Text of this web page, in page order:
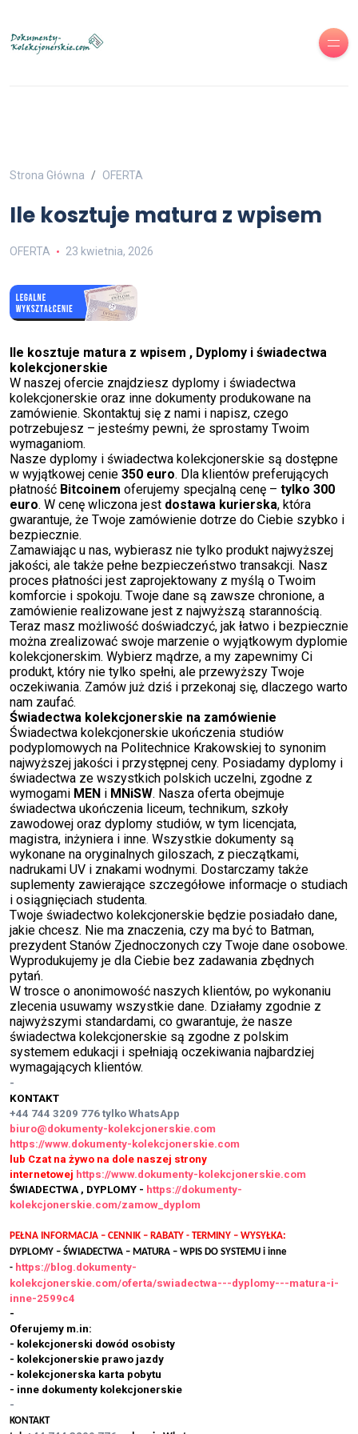
Strona Główna OFERTA
Ile kosztuje matura z wpisem
OFERTA 23 kwietnia, 2026
Ile kosztuje matura z wpisem , Dyplomy i świadectwa
kolekcjonerskie
W naszej ofercie znajdziesz dyplomy i świadectwa
kolekcjonerskie oraz inne dokumenty produkowane na
zamówienie. Skontaktuj się z nami i napisz, czego
potrzebujesz – jesteśmy pewni, że sprostamy Twoim
wymaganiom.
Nasze dyplomy i świadectwa kolekcjonerskie są dostępne
w wyjątkowej cenie 350 euro. Dla klientów preferujących
płatność Bitcoinem oferujemy specjalną cenę – tylko 300
euro. W cenę wliczona jest dostawa kurierska, która
gwarantuje, że Twoje zamówienie dotrze do Ciebie szybko i
bezpiecznie.
Zamawiając u nas, wybierasz nie tylko produkt najwyższej
jakości, ale także pełne bezpieczeństwo transakcji. Nasz
proces płatności jest zaprojektowany z myślą o Twoim
komforcie i spokoju. Twoje dane są zawsze chronione, a
zamówienie realizowane jest z najwyższą starannością.
Teraz masz możliwość doświadczyć, jak łatwo i bezpiecznie
można zrealizować swoje marzenie o wyjątkowym dyplomie
kolekcjonerskim. Wybierz mądrze, a my zapewnimy Ci
produkt, który nie tylko spełni, ale przewyższy Twoje
oczekiwania. Zamów już dziś i przekonaj się, dlaczego warto
nam zaufać.
Świadectwa kolekcjonerskie na zamówienie
Świadectwa kolekcjonerskie ukończenia studiów
podyplomowych na Politechnice Krakowskiej to synonim
najwyższej jakości i przystępnej ceny. Posiadamy dyplomy i
świadectwa ze wszystkich polskich uczelni, zgodne z
wymogami MEN i MNiSW. Nasza oferta obejmuje
świadectwa ukończenia liceum, technikum, szkoły
zawodowej oraz dyplomy studiów, w tym licencjata,
magistra, inżyniera i inne. Wszystkie dokumenty są
wykonane na oryginalnych giloszach, z pieczątkami,
nadrukami UV i znakami wodnymi. Dostarczamy także
suplementy zawierające szczegółowe informacje o studiach
i osiągnięciach studenta.
Twoje świadectwo kolekcjonerskie będzie posiadało dane,
jakie chcesz. Nie ma znaczenia, czy ma być to Batman,
prezydent Stanów Zjednoczonych czy Twoje dane osobowe.
Wyprodukujemy je dla Ciebie bez zadawania zbędnych
pytań.
W trosce o anonimowość naszych klientów, po wykonaniu
zlecenia usuwamy wszystkie dane. Działamy zgodnie z
najwyższymi standardami, co gwarantuje, że nasze
świadectwa kolekcjonerskie są zgodne z polskim
systemem edukacji i spełniają oczekiwania najbardziej
wymagających klientów.
-
KONTAKT
+44 744 3209 776 tylko WhatsApp
biuro@dokumenty-kolekcjonerskie.com
https://www.dokumenty-kolekcjonerskie.com
lub Czat na żywo na dole naszej strony
internetowej https://www.dokumenty-kolekcjonerskie.com
ŚWIADECTWA , DYPLOMY - https://dokumenty-
kolekcjonerskie.com/zamow_dyplom
PEŁNA INFORMACJA – CENNIK – RABATY - TERMINY – WYSYŁKA:
DYPLOMY – ŚWIADECTWA – MATURA – WPIS DO SYSTEMU i inne
- https://blog.dokumenty-
kolekcjonerskie.com/oferta/swiadectwa---dyplomy---matura-i-
inne-2599c4
-
Oferujemy m.in:
- kolekcjonerski dowód osobisty
- kolekcjonerskie prawo jazdy
- kolekcjonerska karta pobytu
- inne dokumenty kolekcjonerskie
-
KONTAKT